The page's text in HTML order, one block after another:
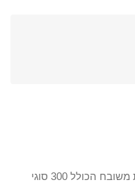
אחד מהברים החמים בעיר,בר משקאות משובח הכולל 300 סוגי